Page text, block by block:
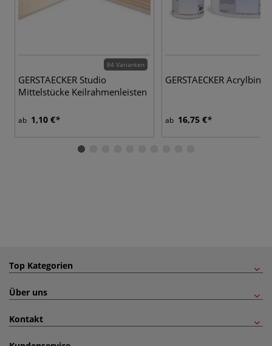
84 Varianten
GERSTAECKER Studio
Mittelstücke Keilrahmenleisten
ab 1,10 €
GERSTAECKER
ab 16,75 €
Top Kategorien
Über uns
Kontakt